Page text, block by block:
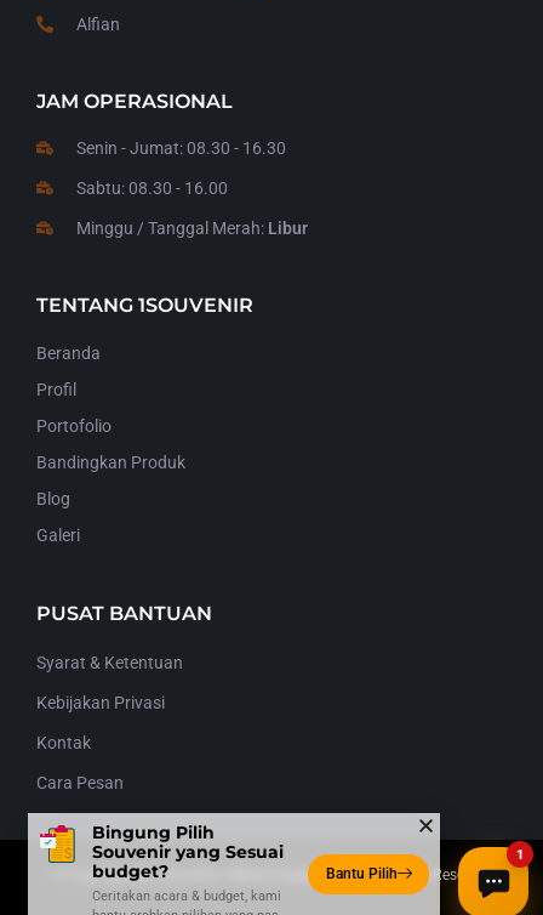
Alfian
JAM OPERASIONAL
Senin - Jumat: 08.30 - 16.30
Sabtu: 08.30 - 16.00
Minggu / Tanggal Merah: Libur
TENTANG 1SOUVENIR
Beranda
Profil
Portofolio
Bandingkan Produk
Blog
Galeri
PUSAT BANTUAN
Syarat & Ketentuan
Kebijakan Privasi
Kontak
Cara Pesan
© Copyright By1Souvenir | Better Engagement | All Rights Reserved
1
Bingung Pilih
Souvenir yang Sesuai
budget?
Ceritakan acara & budget, kami
Bantu Pilih